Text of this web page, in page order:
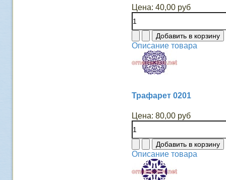
Цена: 40,00 руб
Описание товара
Трафарет 0201
Цена: 80,00 руб
Описание товара